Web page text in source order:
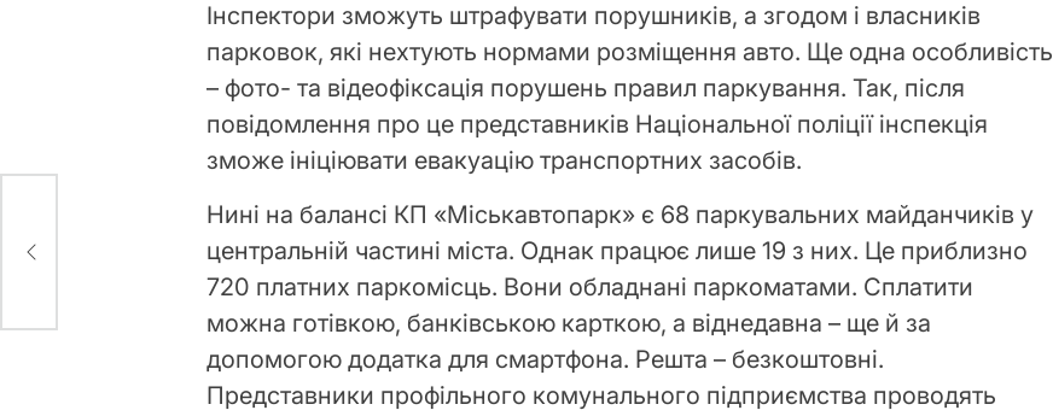
Інспектори зможуть штрафувати порушників, а згодом і власників
парковок, які нехтують нормами розміщення авто. Ще одна особливість
– фото- та відеофіксація порушень правил паркування. Так, після
повідомлення про це представників Національної поліції інспекція
зможе ініціювати евакуацію транспортних засобів.
Нині на балансі КП «Міськавтопарк» є 68 паркувальних майданчиків у
центральній частині міста. Однак працює лише 19 з них. Це приблизно
720 платних паркомісць. Вони обладнані паркоматами. Сплатити
можна готівкою, банківською карткою, а віднедавна – ще й за
допомогою додатка для смартфона. Решта – безкоштовні.
Представники профільного комунального підприємства проводять